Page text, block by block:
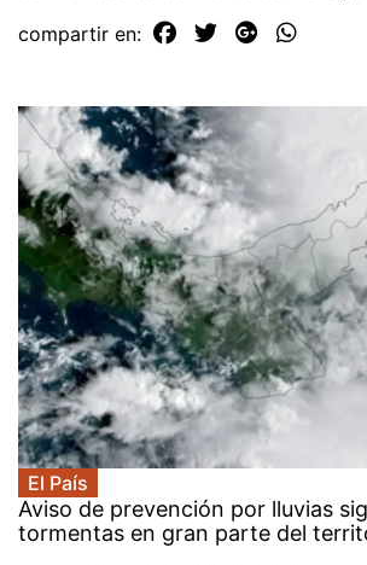
compartir en:
El País
Aviso de prevención por lluvias
tormentas en gran parte del